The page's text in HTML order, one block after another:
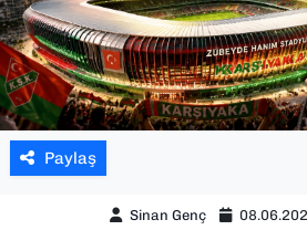
Paylaş
Sinan Genç
YEREL YÖNETİMLER